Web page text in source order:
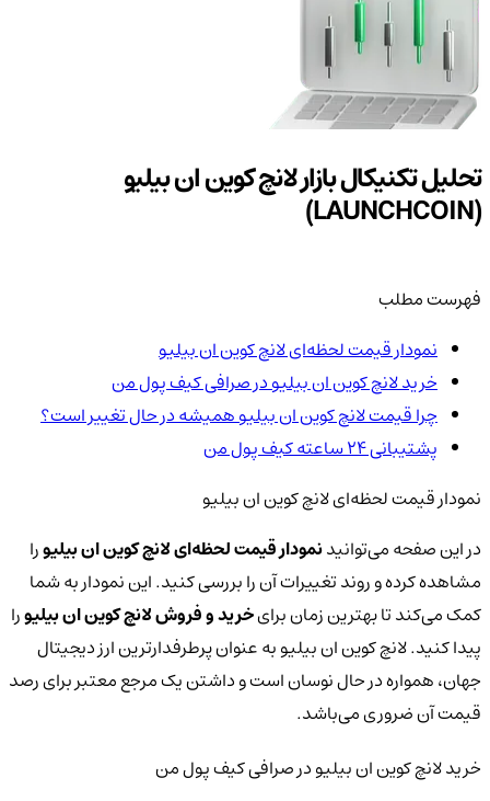
تحلیل تکنیکال بازار لانچ کوین ان بیلیو
فهرست مطلب
نمودار قیمت لحظه‌ای لانچ کوین ان بیلیو
خرید لانچ کوین ان بیلیو در صرافی کیف پول من
چرا قیمت لانچ کوین ان بیلیو همیشه در حال تغییر است؟
پشتیبانی ۲۴ ساعته کیف پول من
نمودار قیمت لحظه‌ای لانچ کوین ان بیلیو
در این صفحه می‌توانیدنمودار قیمت لحظه‌ای لانچ کوین ان بیلیورا
مشاهده کرده و روند تغییرات آن را بررسی کنید. این نمودار به شما
کمک می‌کند تا بهترین زمان برایخرید و فروش لانچ کوین ان بیلیورا
پیدا کنید. لانچ کوین ان بیلیو به عنوان پرطرفدارترین ارز دیجیتال
جهان، همواره در حال نوسان است و داشتن یک مرجع معتبر برای رصد
قیمت آن ضروری می‌باشد.
خرید لانچ کوین ان بیلیو در صرافی کیف پول من